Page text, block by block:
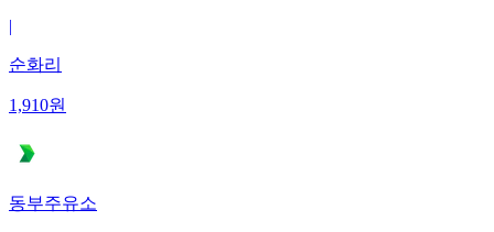
|
순화리
1,910원
동부주유소